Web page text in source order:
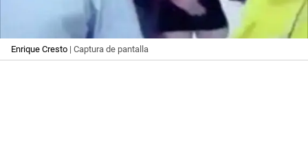
Enrique Cresto | Captura de pantalla